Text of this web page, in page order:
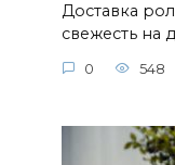
Доставка
свежесть на
0 548